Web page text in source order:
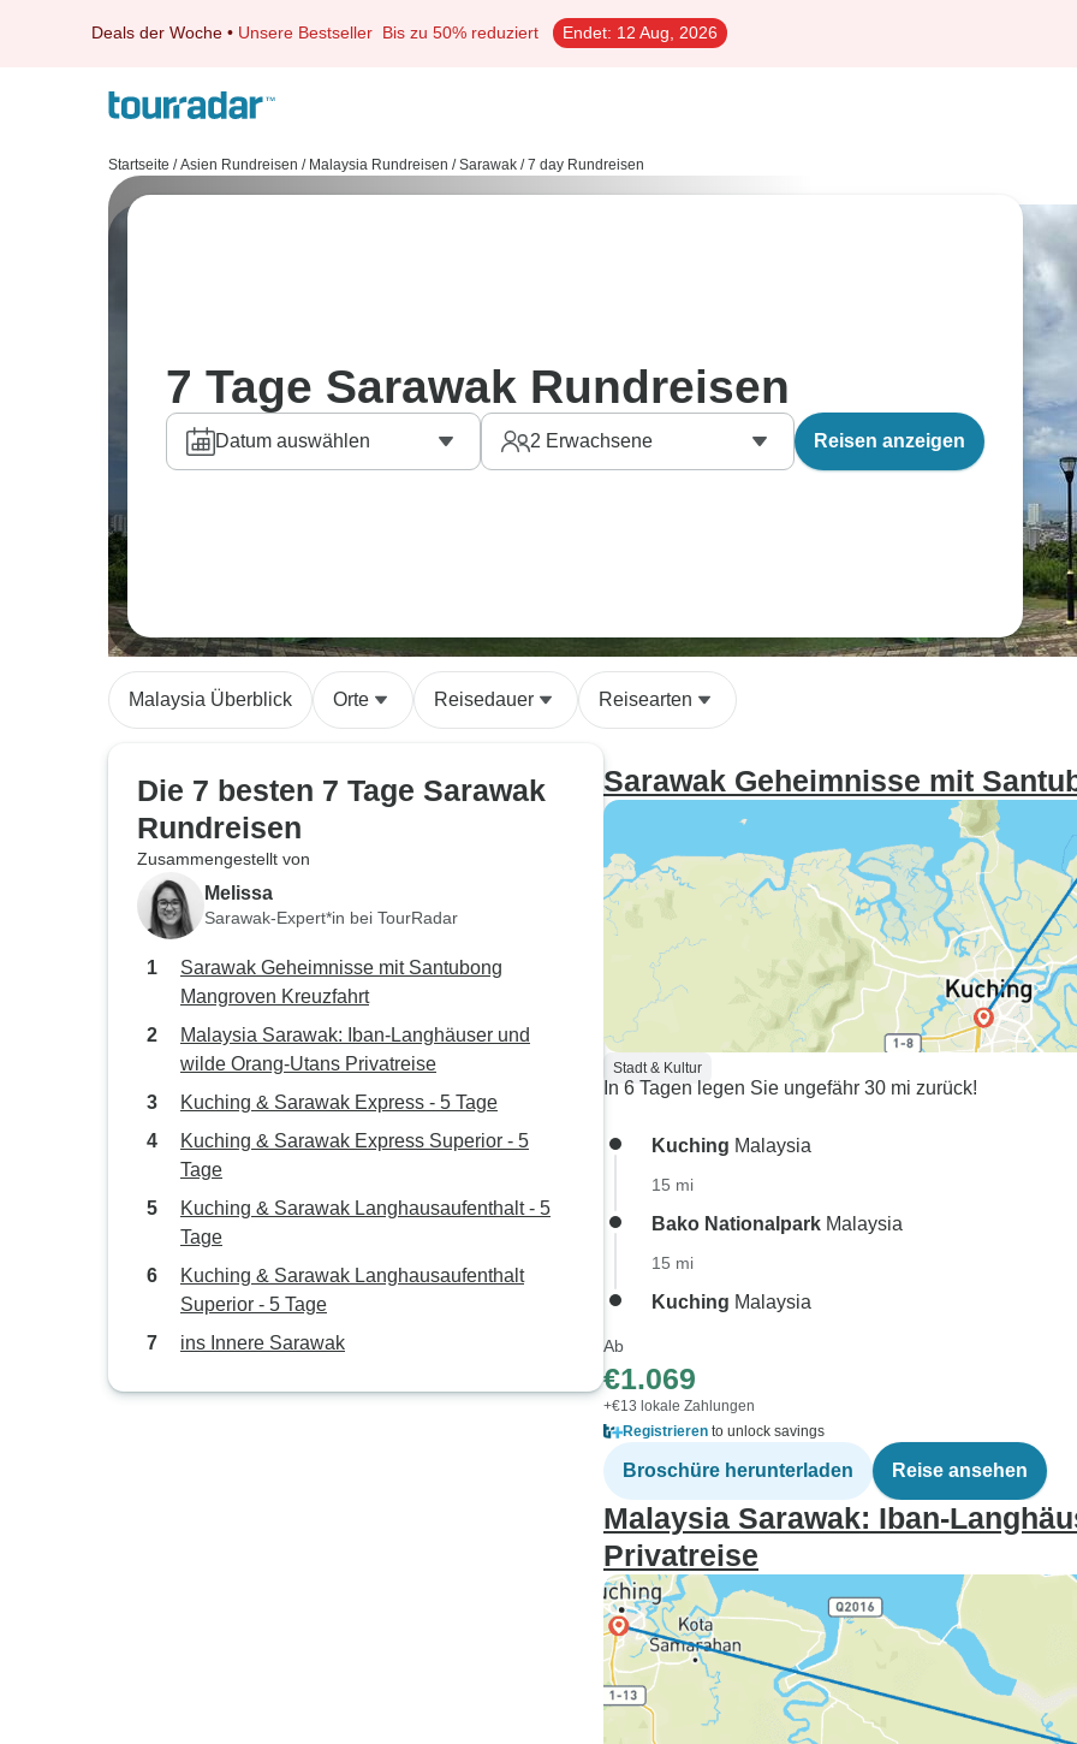
Deals der Woche • Unsere Bestseller Bis zu 50% reduziert Endet: 12 Aug, 2026
Startseite / Asien Rundreisen / Malaysia Rundreisen / Sarawak / 7 day Rundreisen
7 Tage Sarawak Rundreisen
Datum auswählen 2 Erwachsene Reisen anzeigen
Malaysia Überblick Orte Reisedauer Reisearten
Die 7 besten 7 Tage Sarawak
Rundreisen
Zusammengestellt von
Melissa
Sarawak-Expert*in bei TourRadar
Sarawak Geheimnisse mit Santubong
Mangroven Kreuzfahrt
Malaysia Sarawak: Iban-Langhäuser und
wilde Orang-Utans Privatreise
Kuching & Sarawak Express - 5 Tage
Kuching & Sarawak Express Superior - 5
Tage
Kuching & Sarawak Langhausaufenthalt - 5
Tage
Kuching & Sarawak Langhausaufenthalt
Superior - 5 Tage
ins Innere Sarawak
Sarawak Geheimnisse mit
Stadt & Kultur
In 6 Tagen legen Sie ungefähr 30 mi zurück!
Kuching Malaysia
15 mi
Bako Nationalpark Malaysia
15 mi
Kuching Malaysia
Ab
€1.069
+€13 lokale Zahlungen
Registrieren to unlock savings
Broschüre herunterladen Reise ansehen
Malaysia Sarawak: Iban-
Privatreise